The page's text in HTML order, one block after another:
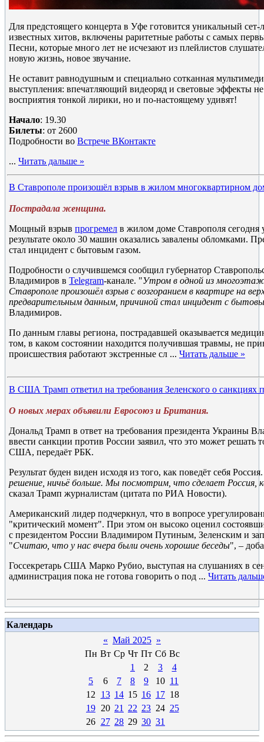
Для предстоящего концерта в Уфе готовится уникальный
известных хитов, включены раритетные работы с самых
Песни, которые много лет не исчезают из плейлистов
новую жизнь, новое звучание.
Не оставит равнодушным и специально сотканная
выступления: впечатляющий видеоряд и световые эффекты не
восприятия тонкой лирики, но и по-настоящему удивят!
Начало: 19.30
Билеты: от 2600
Подробности во Встрече ВКонтакте
... Читать дальше »
В Ставрополе произошёл взрыв в жилом многоквартирном
Пострадала женщина.
Мощный взрыв прогремел в жилом доме Ставрополя сегодня
результате около 30 машин оказались завалены обломками.
стал инцидент с бытовым газом.
Подробности о случившемся сообщил губернатор
Владимиров в Telegram-канале. "Утром в одной из
Ставрополе произошёл взрыв с возгоранием в квартире на
предварительным данным, причиной стал инцидент с
Владимиров.
По данным главы региона, пострадавшей оказывается
том, в каком состоянии находится получившая травмы, не
происшествия работают экстренные сл ... Читать дальше »
В США Трамп ответил на требования Зеленского о санкциях
О новых мерах объявили Евросоюз и Британия.
Дональд Трамп в ответ на требования президента Украины
ввести санкции против России заявил, что это может решать
США, передаёт РБК.
Результат буден виден исходя из того, как поведёт себя
решение, ничьё больше. Мы посмотрим, что сделает Россия,
сказал Трамп журналистам (цитата по РИА Новости).
Американский лидер подчеркнул, что в вопросе
"критический момент". При этом он высоко оценил
с президентом России Владимиром Путиным, Зеленским и
"Считаю, что у нас вчера были очень хорошие беседы", –
Госсекретарь США Марко Рубио, выступая на слушаниях в
администрация пока не готова говорить о под ... Читать
Календарь
« Май 2025 »
Пн Вт Ср Чт Пт Сб Вс
1
2 3
4
5
6 7 8 9 10 11
12
13 14 15 16 17 18
19 20 21 22 23 24 25
26 27 28 29 30 31